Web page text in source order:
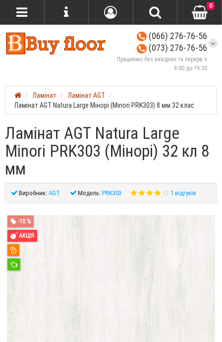
(066) 276-76-56
(073) 276-76-56
Працюємо без вихідних та перерв з
9:00 до 19:30
0
Ламінат
Ламінат AGT
Ламінат AGT Natura Large Мінорі (Minori PRK303) 8 мм 32 клас
Ламінат AGT Natura Large
Minori PRK303 (Мінорі) 32 кл 8
мм
Виробник:AGT Модель:PRK303 1 відгуків
-10 %
АКЦІЯ